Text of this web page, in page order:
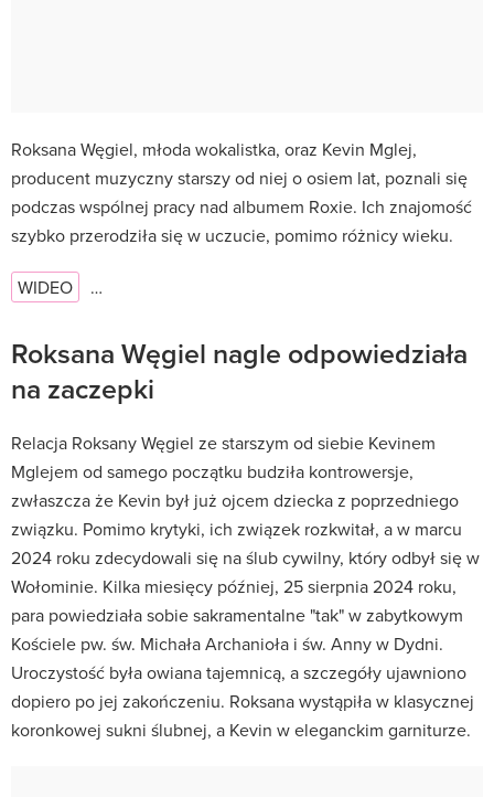
Roksana Węgiel, młoda wokalistka, oraz Kevin Mglej,
producent muzyczny starszy od niej o osiem lat, poznali się
podczas wspólnej pracy nad albumem Roxie. Ich znajomość
szybko przerodziła się w uczucie, pomimo różnicy wieku.
WIDEO …
Roksana Węgiel nagle odpowiedziała
na zaczepki
Relacja Roksany Węgiel ze starszym od siebie Kevinem
Mglejem od samego początku budziła kontrowersje,
zwłaszcza że Kevin był już ojcem dziecka z poprzedniego
związku. Pomimo krytyki, ich związek rozkwitał, a w marcu
2024 roku zdecydowali się na ślub cywilny, który odbył się w
Wołominie. Kilka miesięcy później, 25 sierpnia 2024 roku,
para powiedziała sobie sakramentalne "tak" w zabytkowym
Kościele pw. św. Michała Archanioła i św. Anny w Dydni.
Uroczystość była owiana tajemnicą, a szczegóły ujawniono
dopiero po jej zakończeniu. Roksana wystąpiła w klasycznej
koronkowej sukni ślubnej, a Kevin w eleganckim garniturze.